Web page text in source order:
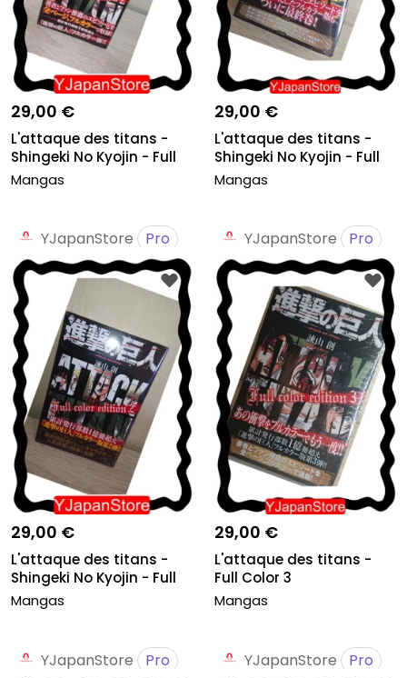
29,00 €
L'attaque des titans -
Shingeki No Kyojin - Full
C...
Mangas
29,00 €
L'attaque des titans -
Shingeki No Kyojin - Full
C...
Mangas
YJapanStore Pro
29,00 €
L'attaque des titans -
Shingeki No Kyojin - Full
C...
Mangas
YJapanStore Pro
29,00 €
L'attaque des titans -
Full Color 3
Mangas
YJapanStore Pro YJapanStore Pro